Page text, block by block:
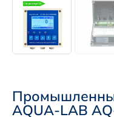
AQUA-LAB